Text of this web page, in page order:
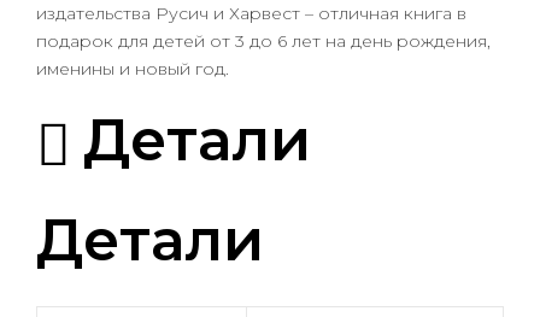
издательства Русич и Харвест – отличная книга в
подарок для детей от 3 до 6 лет на день рождения,
именины и новый год.
Детали
Детали